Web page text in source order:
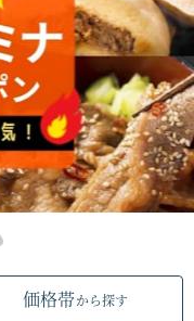
価格帯から探す